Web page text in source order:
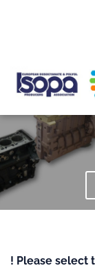
ISOPA-AISBL
012
! Please select